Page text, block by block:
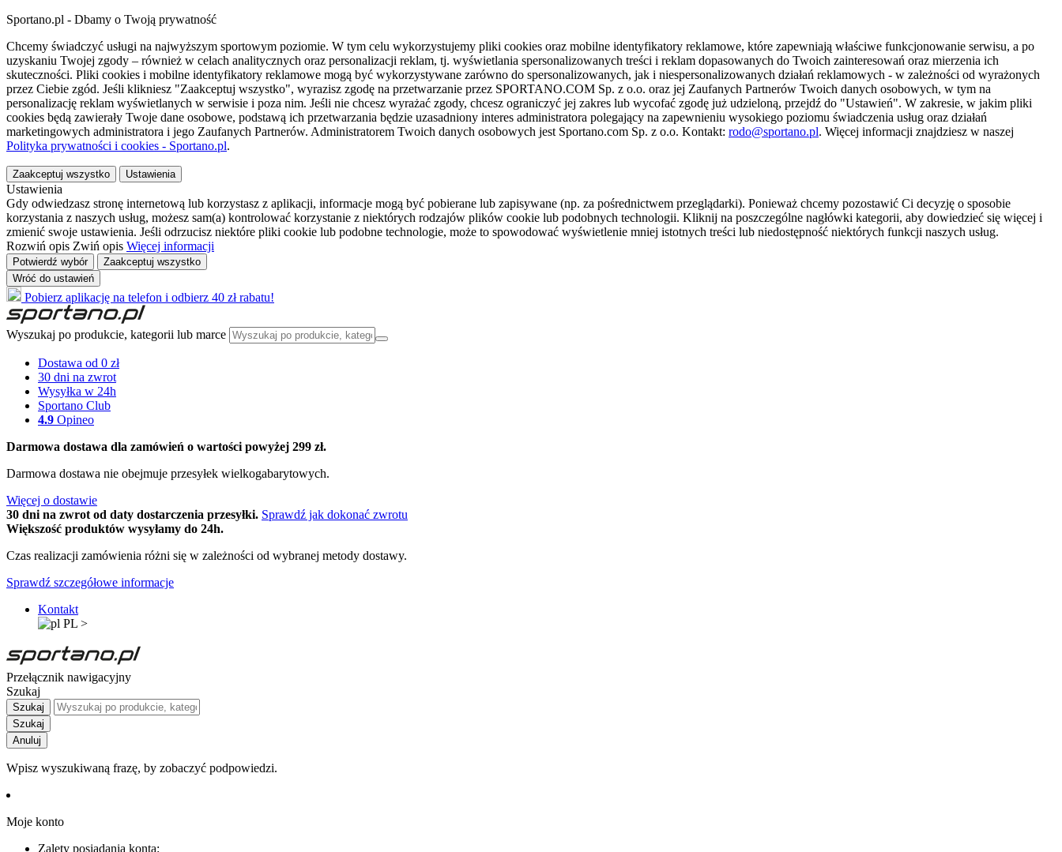
Sportano.pl - Dbamy o Twoją prywatność
Chcemy świadczyć usługi na najwyższym sportowym poziomie. W tym celu wykorzystujemy pliki cookies oraz mobilne identyfikatory reklamowe, które zapewniają właściwe funkcjonowanie serwisu, a po
uzyskaniu Twojej zgody – również w celach analitycznych oraz personalizacji reklam, tj. wyświetlania spersonalizowanych treści i reklam dopasowanych do Twoich zainteresowań oraz mierzenia ich
skuteczności. Pliki cookies i mobilne identyfikatory reklamowe mogą być wykorzystywane zarówno do spersonalizowanych, jak i niespersonalizowanych działań reklamowych - w zależności od wyrażonych
przez Ciebie zgód. Jeśli klikniesz "Zaakceptuj wszystko", wyrazisz zgodę na przetwarzanie przez SPORTANO.COM Sp. z o.o. oraz jej Zaufanych Partnerów Twoich danych osobowych, w tym na
personalizację reklam wyświetlanych w serwisie i poza nim. Jeśli nie chcesz wyrażać zgody, chcesz ograniczyć jej zakres lub wycofać zgodę już udzieloną, przejdź do "Ustawień". W zakresie, w jakim pliki
cookies będą zawierały Twoje dane osobowe, podstawą ich przetwarzania będzie uzasadniony interes administratora polegający na zapewnieniu wysokiego poziomu świadczenia usług oraz działań
marketingowych administratora i jego Zaufanych Partnerów. Administratorem Twoich danych osobowych jest Sportano.com Sp. z o.o. Kontakt: rodo@sportano.pl. Więcej informacji znajdziesz w naszej
Polityka prywatności i cookies - Sportano.pl.
Zaakceptuj wszystko Ustawienia
Ustawienia
Gdy odwiedzasz stronę internetową lub korzystasz z aplikacji, informacje mogą być pobierane lub zapisywane (np. za pośrednictwem przeglądarki). Ponieważ chcemy pozostawić Ci decyzję o sposobie
korzystania z naszych usług, możesz sam(a) kontrolować korzystanie z niektórych rodzajów plików cookie lub podobnych technologii. Kliknij na poszczególne nagłówki kategorii, aby dowiedzieć się więcej i
zmienić swoje ustawienia. Jeśli odrzucisz niektóre pliki cookie lub podobne technologie, może to spowodować wyświetlenie mniej istotnych treści lub niedostępność niektórych funkcji naszych usług.
Rozwiń opis Zwiń opis Więcej informacji
Potwierdź wybór
Zaakceptuj wszystko
Wróć do ustawień
Pobierz aplikację na telefon i odbierz 40 zł rabatu!
Wyszukaj po produkcie, kategorii lub marce
Dostawa od 0 zł
30 dni na zwrot
Wysyłka w 24h
Sportano Club
4.9 Opineo
Darmowa dostawa dla zamówień o wartości powyżej 299 zł.
Darmowa dostawa nie obejmuje przesyłek wielkogabarytowych.
Więcej o dostawie
30 dni na zwrot od daty dostarczenia przesyłki. Sprawdź jak dokonać zwrotu
Większość produktów wysyłamy do 24h.
Czas realizacji zamówienia różni się w zależności od wybranej metody dostawy.
Sprawdź szczegółowe informacje
Kontakt
PL >
Przełącznik nawigacyjny
Szukaj
Szukaj
Szukaj
Anuluj
Wpisz wyszukiwaną frazę, by zobaczyć podpowiedzi.
Moje konto
Zalety posiadania konta: